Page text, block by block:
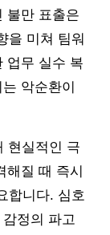
불만 표출은
을 미쳐 팀워
업무 실수 복
악순환이
현실적인 극
질 때 즉시
합니다. 심호
정의 파고